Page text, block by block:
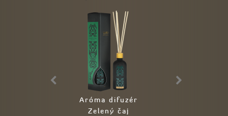
Aróma difuzér
Zelený čaj